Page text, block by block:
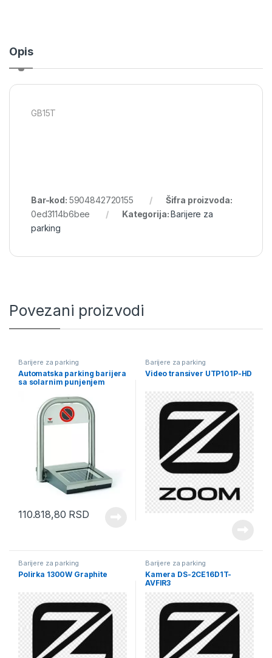
Opis
GB15T
Bar-kod: 5904842720155
Šifra proizvoda:
0ed3114b6bee
Kategorija:Barijere za
parking
Povezani proizvodi
Barijere za parking
Automatska parking barijera
sa solarnim punjenjem
110.818,80 RSD
Barijere za parking
Video transiver UTP101P-HD
Barijere za parking
Polirka 1300W Graphite
Barijere za parking
Kamera DS-2CE16D1T-
AVFIR3